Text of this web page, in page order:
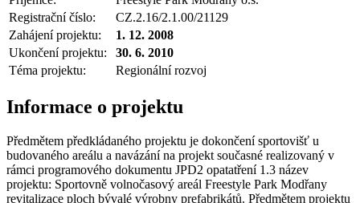
Registrační číslo:
CZ.2.16/2.1.00/21129
Zahájení projektu:
1. 12. 2008
Ukončení projektu:
30. 6. 2010
Téma projektu:
Regionální rozvoj
Informace o projektu
Předmětem předkládaného projektu je dokončení sportovišť u
budovaného areálu a navázání na projekt současné realizovaný v
rámci programového dokumentu JPD2 opatatření 1.3 název
projektu: Sportovně volnočasový areál Freestyle Park Modřany
revitalizace ploch bývalé výrobny prefabrikátů. Předmětem projektu